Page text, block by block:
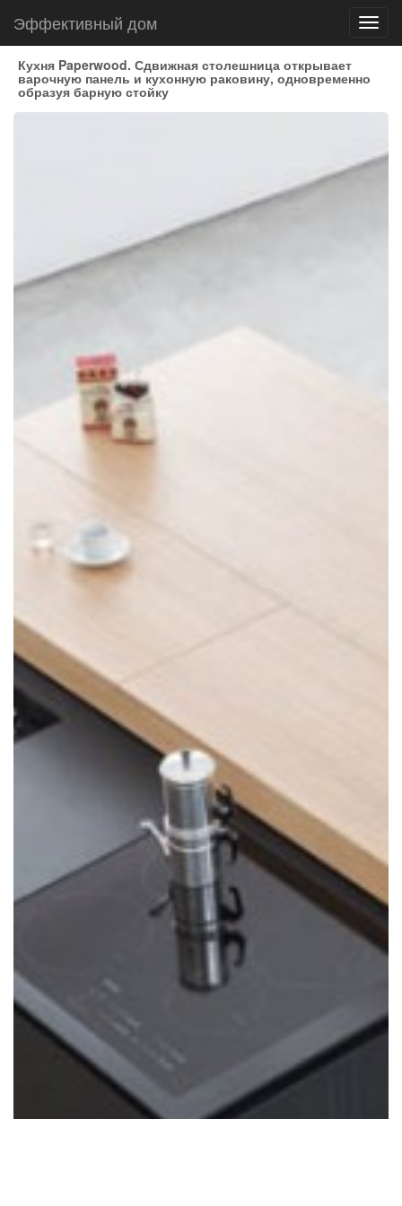
Эффективный дом
Кухня Paperwood. Сдвижная столешница открывает
варочную панель и кухонную раковину, одновременно
образуя барную стойку